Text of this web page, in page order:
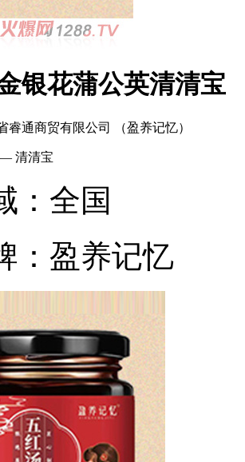
银花蒲公英清清宝
睿通商贸有限公司 （盈养记忆）
清清宝
： 全国
： 盈养记忆